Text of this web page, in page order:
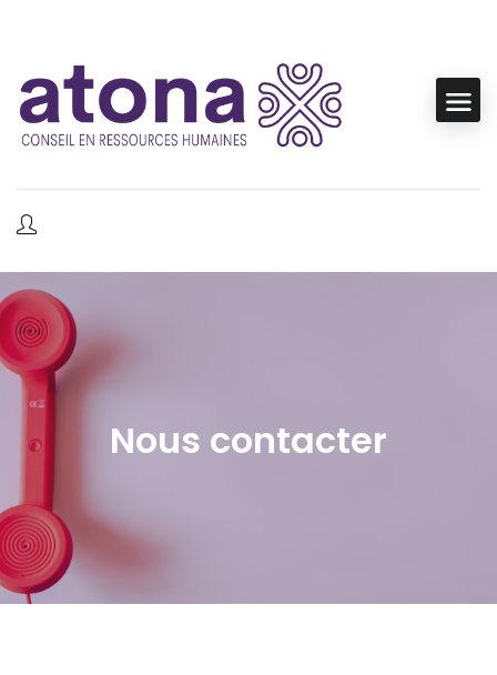
Nous contacter